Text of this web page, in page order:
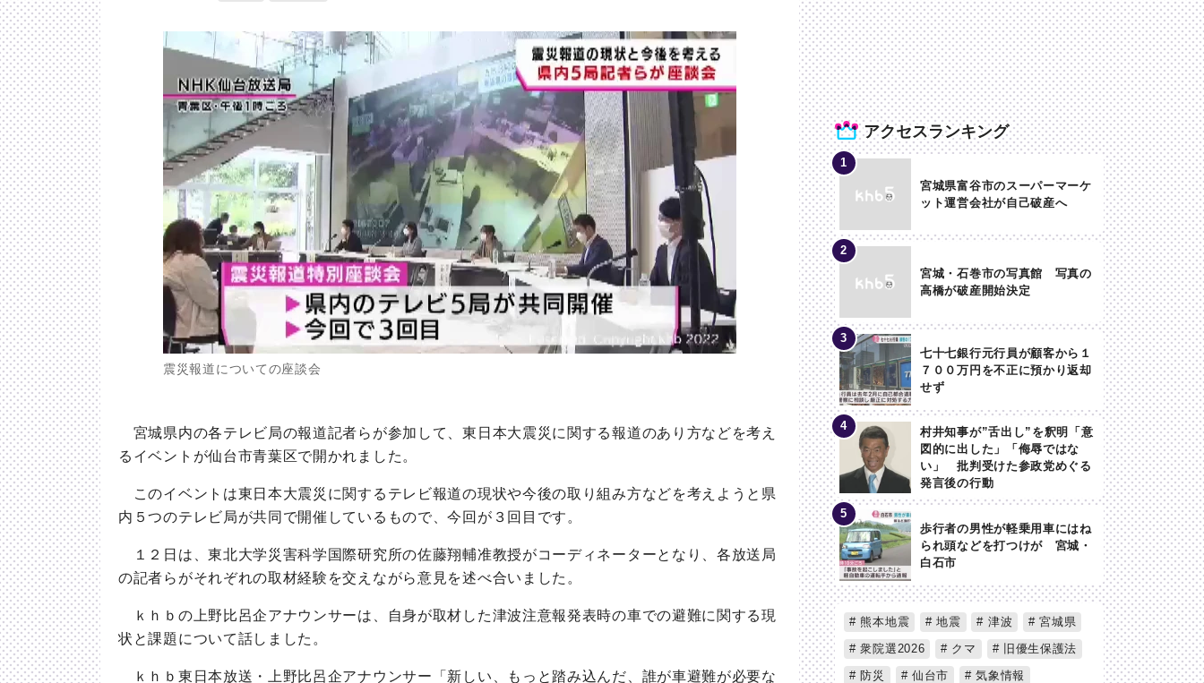
震災報道についての座談会
宮城県内の各テレビ局の報道記者らが参加して、東日本大震災に関する報道のあり方などを考え
るイベントが仙台市青葉区で開かれました。
このイベントは東日本大震災に関するテレビ報道の現状や今後の取り組み方などを考えようと県
内５つのテレビ局が共同で開催しているもので、今回が３回目です。
１２日は、東北大学災害科学国際研究所の佐藤翔輔准教授がコーディネーターとなり、各放送局
の記者らがそれぞれの取材経験を交えながら意見を述べ合いました。
ｋｈｂの上野比呂企アナウンサーは、自身が取材した津波注意報発表時の車での避難に関する現
状と課題について話しました。
ｋｈｂ東日本放送・上野比呂企アナウンサー「新しい、もっと踏み込んだ、誰が車避難が必要な
アクセスランキング
宮城県富谷市のスーパーマーケ
ット運営会社が自己破産へ
宮城・石巻市の写真館 写真の
高橋が破産開始決定
七十七銀行元行員が顧客から１
７００万円を不正に預かり返却
せず
村井知事が”舌出し”を釈明「意
図的に出した」「侮辱ではな
い」 批判受けた参政党めぐる
発言後の行動
歩行者の男性が軽乗用車にはね
られ頭などを打つけが 宮城・
白石市
熊本地震 地震 津波
宮城県
衆院選2026
クマ
旧優生保護法
防災
仙台市
気象情報